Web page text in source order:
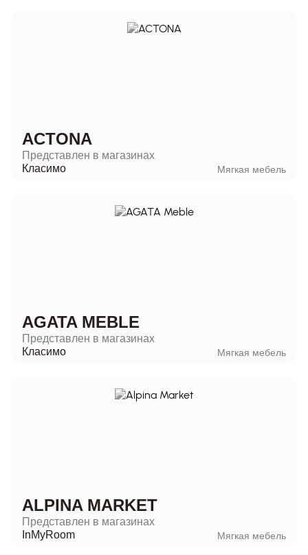
ACTONA
Представлен в магазинах
Класимо
Мягкая мебель
AGATA MEBLE
Представлен в магазинах
Класимо
Мягкая мебель
ALPINA MARKET
Представлен в магазинах
InMyRoom
Мягкая мебель